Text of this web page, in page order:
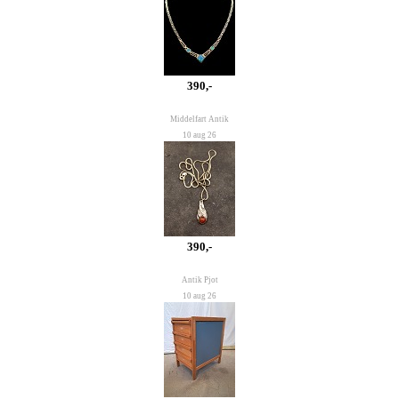
390,-
Middelfart Antik
10 aug 26
390,-
Antik Pjot
10 aug 26